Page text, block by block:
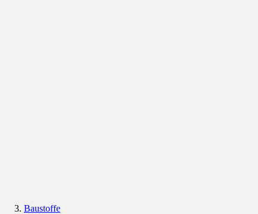
Baustoffe